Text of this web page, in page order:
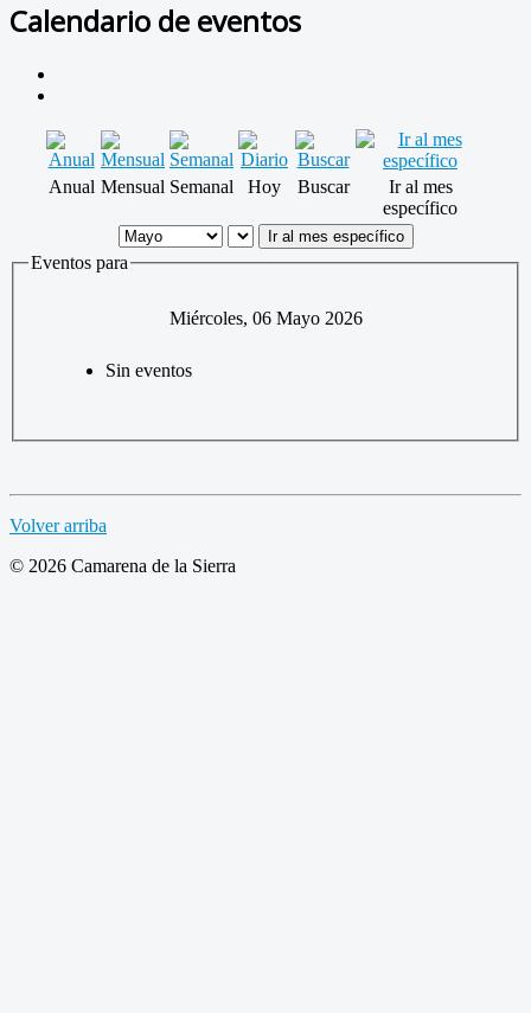
Calendario de eventos
Anual Mensual Semanal Hoy Buscar
Ir al mes
específico
Ir al mes específico
Eventos para
Miércoles, 06 Mayo 2026
Sin eventos
Volver arriba
© 2026 Camarena de la Sierra